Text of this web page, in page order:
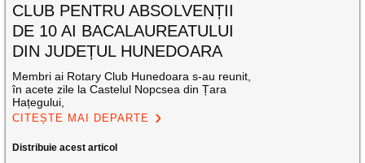
CLUB PENTRU ABSOLVENȚII
DE 10 AI BACALAUREATULUI
DIN JUDEȚUL HUNEDOARA
Membri ai Rotary Club Hunedoara s-au reunit,
în acete zile la Castelul Nopcsea din Țara
Hațegului,
CITEȘTE MAI DEPARTE
Distribuie acest articol